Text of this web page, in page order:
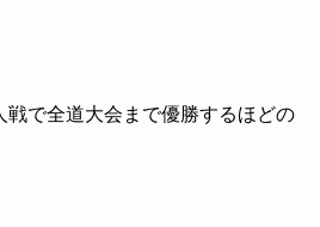
戦で全道大会まで優勝するほどの